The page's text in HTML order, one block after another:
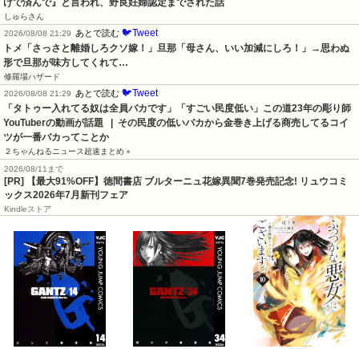
しゅらさん
2026/08/08 21:29
あとで読む 🐦Tweet
トメ「さっさと離婚しろクソ嫁！」旦那「母さん、いい加減にしろ！」→思わぬ
形で旦那が味方してくれて…
修羅場ハザード
2026/08/08 21:29
あとで読む 🐦Tweet
「タトゥー入れてる奴は全員バカです」「すごい民度低い」この道23年の彫り師
YouTuberの動画が話題   |  その民度の低いバカから金巻き上げる商売してるコイ
ツが一番バカってことか
２ちゃんねるニュース超速まとめ＋
2026/08/11まで
[PR] 【最大91%OFF】徳間書店 ブルターニュ花嫁異聞7巻発売記念! リュウコミ
ックス2026年7月新刊フェア
Kindleストア